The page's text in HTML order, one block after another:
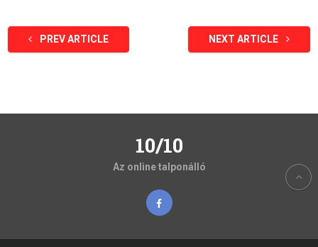
PREV ARTICLE NEXT ARTICLE
10/10
Az online talponálló